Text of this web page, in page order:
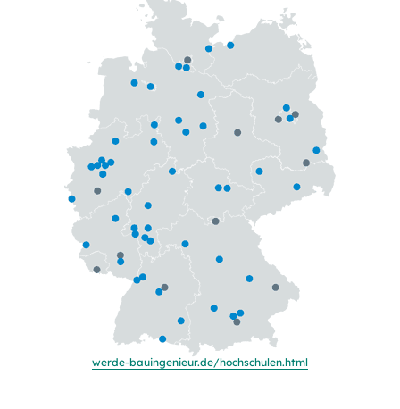
werde-bauingenieur.de/hochschulen.html